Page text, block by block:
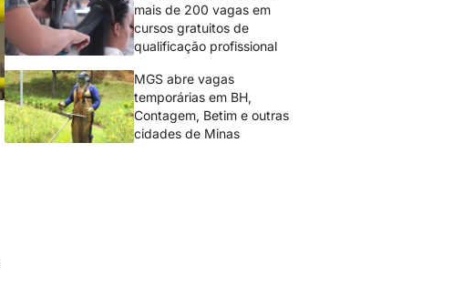
mais de 200 vagas em
cursos gratuitos de
qualificação profissional
MGS abre vagas
temporárias em BH,
Contagem, Betim e outras
cidades de Minas